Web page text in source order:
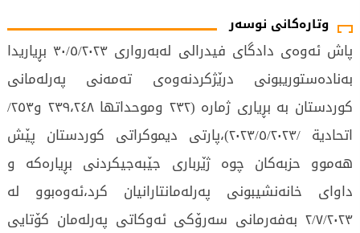
وتارەکانی نوسەر
پاش ئەوەی دادگای فیدرالی لەبەرواری ۳٠/٥/۲٠۲۳ بڕیاریدا
بەنادەستوریبونی درێژكردنەوەی تەمەنی پەرلەمانی
كوردستان بە بڕیاری ژمارە (۲۳۲ وموحداتها ۲۳۹،۲٤۸ و۲٥۳/
اتحادية /۲٠۲۳/٥/۲٠۲۳)،پارتی دیموكراتی كوردستان پێش
هەموو حزبەكان چوە ژێرباری جێبەجیكردنی بڕیارەكە و
داوای خانەنشیبونی پەرلەمانتارانیان كرد،ئەوەبوو لە
۲/۷/۲٠۲۳ بەفەرمانی سەرۆكی ئەوكاتی پەرلەمان كۆتایی